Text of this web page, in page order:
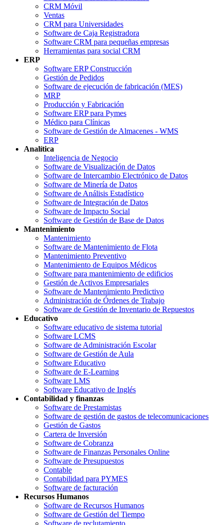
CRM Móvil
Ventas
CRM para Universidades
Software de Caja Registradora
Software CRM para pequeñas empresas
Herramientas para social CRM
ERP
Software ERP Construcción
Gestión de Pedidos
Software de ejecución de fabricación (MES)
MRP
Producción y Fabricación
Software ERP para Pymes
Médico para Clínicas
Software de Gestión de Almacenes - WMS
ERP
Analítica
Inteligencia de Negocio
Software de Visualización de Datos
Software de Intercambio Electrónico de Datos
Software de Minería de Datos
Software de Análisis Estadístico
Software de Integración de Datos
Software de Impacto Social
Software de Gestión de Base de Datos
Mantenimiento
Mantenimiento
Software de Mantenimiento de Flota
Mantenimiento Preventivo
Mantenimiento de Equipos Médicos
Software para mantenimiento de edificios
Gestión de Activos Empresariales
Software de Mantenimiento Predictivo
Administración de Órdenes de Trabajo
Software de Gestión de Inventario de Repuestos
Educativo
Software educativo de sistema tutorial
Software LCMS
Software de Administración Escolar
Software de Gestión de Aula
Software Educativo
Software de E-Learning
Software LMS
Software Educativo de Inglés
Contabilidad y finanzas
Software de Prestamistas
Software de gestión de gastos de telecomunicaciones
Gestión de Gastos
Cartera de Inversión
Software de Cobranza
Software de Finanzas Personales Online
Software de Presupuestos
Contable
Contabilidad para PYMES
Software de facturación
Recursos Humanos
Software de Recursos Humanos
Software de Gestión del Tiempo
Software de reclutamiento